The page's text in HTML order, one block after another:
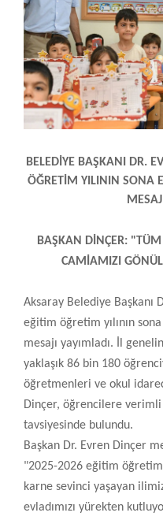
BELEDİYE BAŞKANI DR.
ÖĞRETİM YILININ SONA
BAŞKAN DİNÇER:
CAMİAMIZI
Aksaray Belediye Başkanı
eğitim öğretim yılının
mesajı yayımladı. İl
yaklaşık 86 bin 180
öğretmenleri ve okul
Dinçer, öğrencilere
tavsiyesinde bulundu.
Başkan Dr. Evren Dinçer
"2025-2026 eğitim öğretim
karne sevinci yaşayan
evladımızı yürekten